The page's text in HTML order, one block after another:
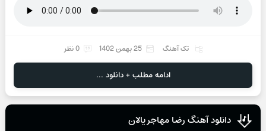
تک آهنگ 25 بهمن 1402 0 نظر
ادامه مطلب + دانلود ...
دانلود آهنگ رضا مهاجر یالان